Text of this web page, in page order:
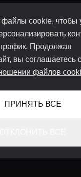
cookie, чтобы
Продолжая
вы соглашаетесь
файлов
ПРИНЯТЬ ВСЕ